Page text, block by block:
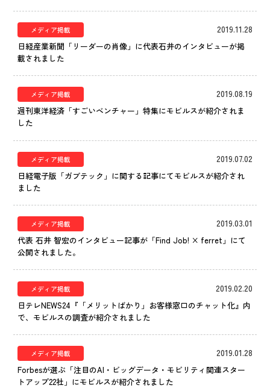
メディア掲載 2019.11.28
日経産業新聞「リーダーの肖像」に代表石井のインタビューが掲
載されました
メディア掲載 2019.08.19
週刊東洋経済「すごいベンチャー」特集にモビルスが紹介されま
した
メディア掲載 2019.07.02
日経電子版「ガブテック」に関する記事にてモビルスが紹介され
ました
メディア掲載 2019.03.01
代表 石井 智宏のインタビュー記事が「Find Job! × ferret」にて
公開されました。
メディア掲載 2019.02.20
日テレNEWS24『「メリットばかり」お客様窓口のチャット化』内
で、モビルスの調査が紹介されました
メディア掲載 2019.01.28
Forbesが選ぶ「注目のAI・ビッグデータ・モビリティ関連スター
トアップ22社」にモビルスが紹介されました